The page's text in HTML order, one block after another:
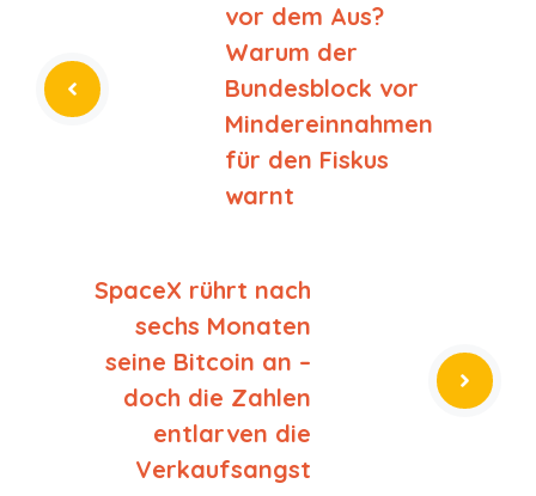
vor dem Aus?
Warum der
Bundesblock vor
Mindereinnahmen
für den Fiskus
warnt
SpaceX rührt nach
sechs Monaten
seine Bitcoin an –
doch die Zahlen
entlarven die
Verkaufsangst